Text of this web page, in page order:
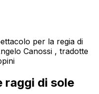
per la regia di
Canossi , tradotte
raggi di sole